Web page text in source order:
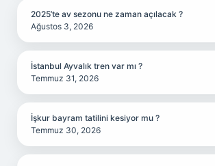
2025’te av sezonu ne zaman açılacak ?
Ağustos 3, 2026
İstanbul Ayvalık tren var mı ?
Temmuz 31, 2026
İşkur bayram tatilini kesiyor mu ?
Temmuz 30, 2026